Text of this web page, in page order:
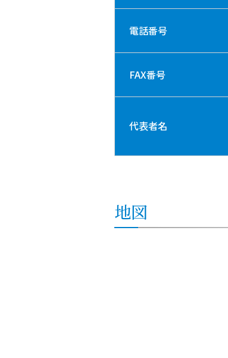
電話番号
FAX番号
代表者名
地図